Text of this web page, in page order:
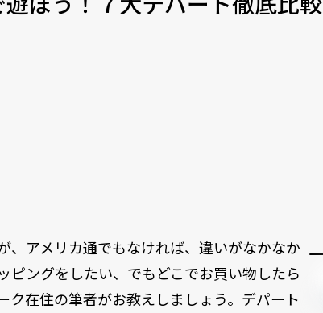
、アメリカ通でもなければ、違いがなかなか
ングをしたい、でもどこでお買い物したら
ク在住の筆者がお教えしましょう。デパート